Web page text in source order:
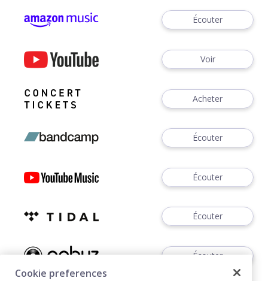
Écouter
Voir
Acheter
Écouter
Écouter
Écouter
Écouter
Cookie preferences